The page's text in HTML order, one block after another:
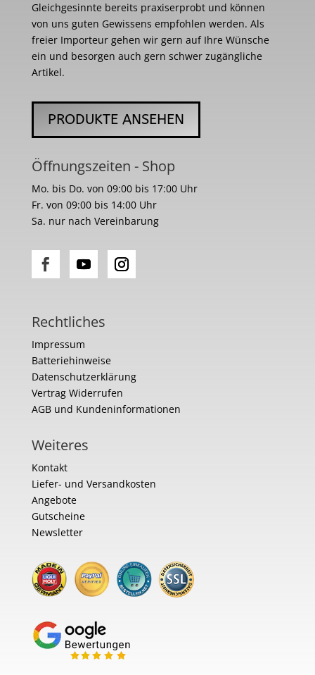
Gleichgesinnte bereits praxiserprobt und können
von uns guten Gewissens empfohlen werden. Als
freier Importeur gehen wir gern auf Ihre Wünsche
ein und besorgen auch gern schwer zugängliche
Artikel.
PRODUKTE ANSEHEN
Öffnungszeiten - Shop
Mo. bis Do. von 09:00 bis 17:00 Uhr
Fr. von 09:00 bis 14:00 Uhr
Sa. nur nach Vereinbarung
Rechtliches
Impressum
Batteriehinweise
Datenschutzerklärung
Vertrag Widerrufen
AGB und Kundeninformationen
Weiteres
Kontakt
Liefer- und Versandkosten
Angebote
Gutscheine
Newsletter